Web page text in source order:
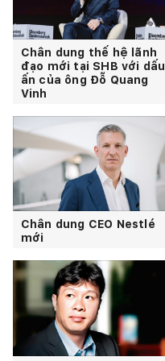
Chân dung thế hệ lãnh
đạo mới tại SHB với dấu
ấn của ông Đỗ Quang
Vinh
Chân dung CEO Nestlé
mới